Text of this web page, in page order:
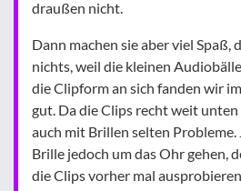
draußen nicht.
Dann machen sie aber viel
nichts, weil die kleinen
die Clipform an sich fanden wir
gut. Da die Clips recht weit
auch mit Brillen selten Probleme.
Brille jedoch um das Ohr gehen,
die Clips vorher mal